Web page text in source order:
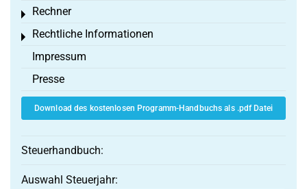
Rechner
Toggle menu
Rechtliche Informationen
Toggle menu
Impressum
Presse
Download des kostenlosen Programm-Handbuchs als .pdf Datei
Steuerhandbuch:
Auswahl Steuerjahr: